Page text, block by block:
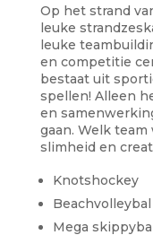
Op het strand
leuke
leuke
en competitie
bestaat uit
spellen! Alleen
en
gaan. Welk
slimheid en
Knotshockey
Beachvolleybal
Mega